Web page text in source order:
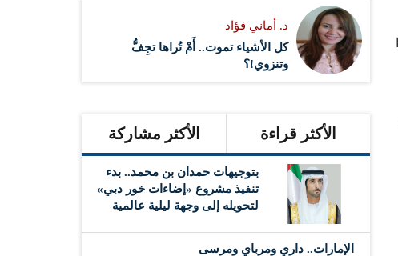
د. أماني فؤاد
كل الأشياء تموت.. أَمْ تُراها تجِفُّ
وتنزوي!؟
الأكثر قراءة الأكثر مشاركة
بتوجيهات حمدان بن محمد.. بدء
تنفيذ مشروع «إضاءات خور دبي»
لتحويله إلى وجهة ليلية عالمية
الإمارات.. داري ومرباي ومرسى